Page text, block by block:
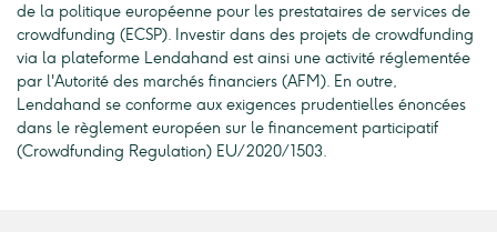
de la politique européenne pour les prestataires de services de
crowdfunding (ECSP). Investir dans des projets de crowdfunding
via la plateforme Lendahand est ainsi une activité réglementée
par l'Autorité des marchés financiers (AFM). En outre,
Lendahand se conforme aux exigences prudentielles énoncées
dans le règlement européen sur le financement participatif
(Crowdfunding Regulation) EU/2020/1503.